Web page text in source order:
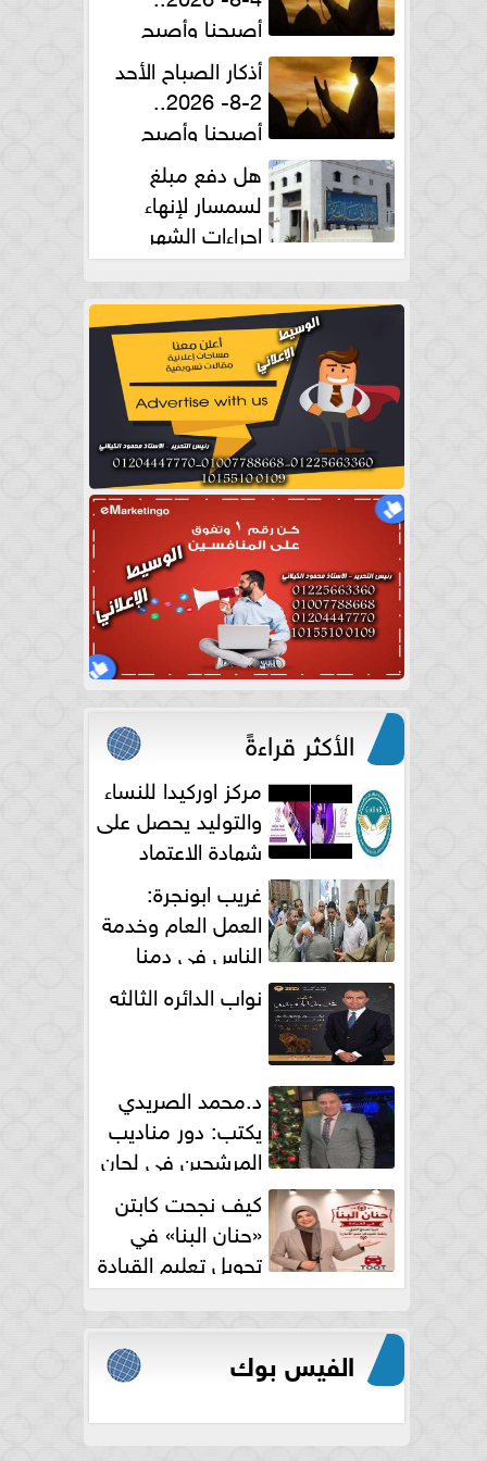
أصبحنا وأصبح
الملك لله والحمد للهأذكار الصباح الأحد
2-8- 2026..
أصبحنا وأصبح
الملك لله والحمد للههل دفع مبلغ
لسمسار لإنهاء
إجراءات الشهر
العقارى حلال؟.. أمين الفتوى يجيب
الأكثر قراءةً
مركز اوركيدا للنساء
والتوليد يحصل على
شهادة الاعتماد
الكامل
غريب ابونجرة:
العمل العام وخدمة
الناس فى دمنا
نواب الدائره الثالثه
د.محمد الصريدي
يكتب: دور مناديب
المرشحين في لجان
الانتخابات
كيف نجحت كابتن
«حنان البنا» في
تحويل تعليم القيادة
النسائية من خوف...
الفيس بوك